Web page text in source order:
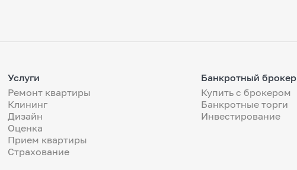
Услуги
Ремонт квартиры
Клининг
Дизайн
Оценка
Прием квартиры
Страхование
Банкротный брокер
Купить с брокером
Банкротные торги
Инвестирование